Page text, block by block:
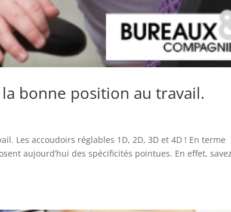
bonne position au travail.
Les accoudoirs réglables 1D, 2D, 3D et 4D ! En terme
aujourd’hui des spécificités pointues. En effet,